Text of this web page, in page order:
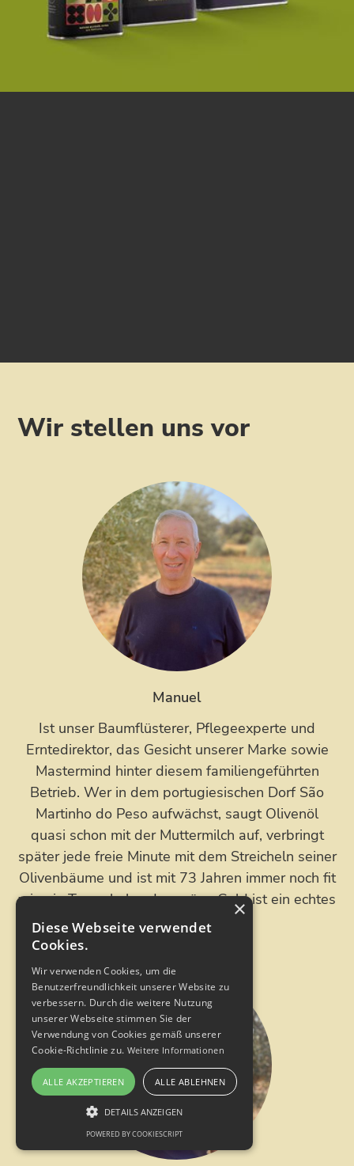
Wir stellen uns vor
Manuel
Ist unser Baumflüsterer, Pflegeexperte und
Erntedirektor, das Gesicht unserer Marke sowie
Mastermind hinter diesem familiengeführten
Betrieb. Wer in dem portugiesischen Dorf São
Martinho do Peso aufwächst, saugt Olivenöl
quasi schon mit der Muttermilch auf, verbringt
später jede freie Minute mit dem Streicheln seiner
Olivenbäume und ist mit 73 Jahren immer noch fit
wie ein Turnschuh – das grüne Gold ist ein echtes
Lebenselixier.
×
Diese Webseite verwendet
Cookies.
Wir verwenden Cookies, um die
Benutzerfreundlichkeit unserer Website zu
verbessern. Durch die weitere Nutzung
unserer Webseite stimmen Sie der
Verwendung von Cookies gemäß unserer
Cookie-Richtlinie zu. Weitere Informationen
ALLE AKZEPTIEREN ALLE ABLEHNEN
DETAILS ANZEIGEN
POWERED BY COOKIESCRIPT